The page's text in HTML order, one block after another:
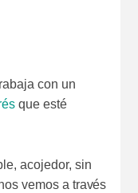
con un
que esté
acojedor, sin
vemos a través